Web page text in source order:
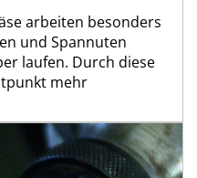
arbeiten besonders
und Spannuten
laufen. Durch diese
mehr